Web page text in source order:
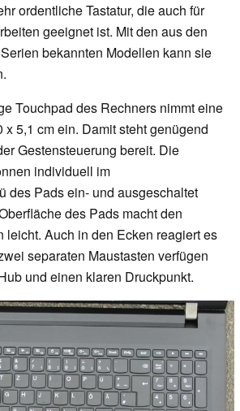
ordentliche Tastatur, die auch für
geeignet ist. Mit den aus den
bekannten Modellen kann sie
Touchpad des Rechners nimmt eine
x 5,1 cm ein. Damit steht genügend
Gestensteuerung bereit. Die
individuell im
des Pads ein- und ausgeschaltet
des Pads macht den
leicht. Auch in den Ecken reagiert es
separaten Maustasten verfügen
und einen klaren Druckpunkt.